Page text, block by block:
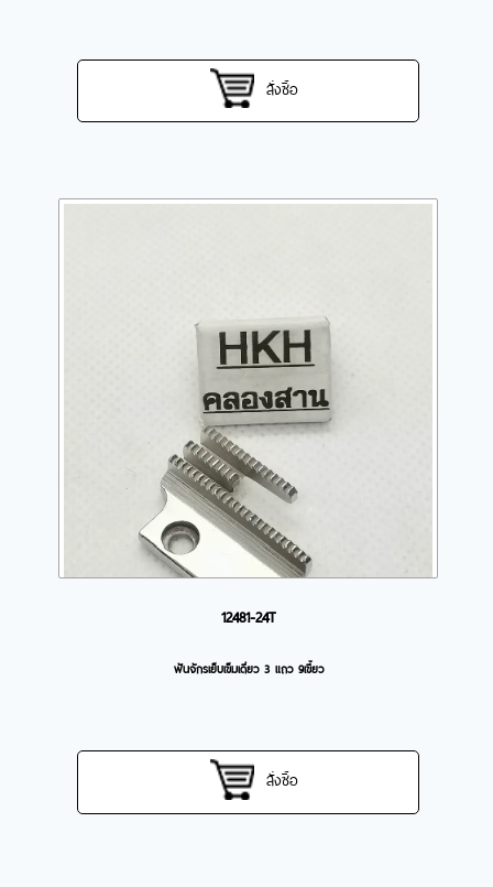
สั่งซื้อ
12481-24T
ฟันจักรเย็บเข็มเดี่ยว 3 แถว 9เขี้ยว
สั่งซื้อ